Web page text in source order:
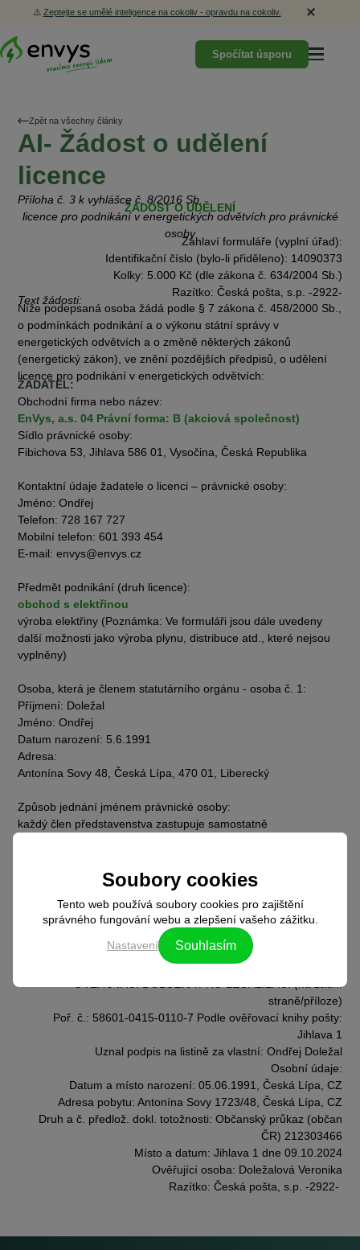
⚠️ Zeptejte se umělé inteligence na cokoliv - opravdu na cokoliv.
Spočítat úsporu
Zpět na všechny články
AI- Žádost o udělení
licence
Příloha č. 3 k vyhlášce č. 8/2016 Sb.
ŽÁDOST O UDĚLENÍ
licence pro podnikání v energetických odvětvích pro právnické
osoby
Záhlaví formuláře (vyplní úřad):
Identifikační číslo (bylo-li přiděleno): 14090373
Kolky: 5.000 Kč (dle zákona č. 634/2004 Sb.)
Razítko: Česká pošta, s.p. -2922-
Text žádosti:
Níže podepsaná osoba žádá podle § 7 zákona č. 458/2000 Sb.,
o podmínkách podnikání a o výkonu státní správy v
energetických odvětvích a o změně některých zákonů
(energetický zákon), ve znění pozdějších předpisů, o udělení
licence pro podnikání v energetických odvětvích:
ŽADATEL:
Obchodní firma nebo název:
EnVys, a.s. 04 Právní forma: B (akciová společnost)
Sídlo právnické osoby:
Fibichova 53, Jihlava 586 01, Vysočina, Česká Republika
Kontaktní údaje žadatele o licenci – právnické osoby:
Jméno: Ondřej
Telefon: 728 167 727
Mobilní telefon: 601 393 454
E-mail: envys@envys.cz
Předmět podnikání (druh licence):
obchod s elektřinou
výroba elektřiny (Poznámka: Ve formuláři jsou dále uvedeny
další možnosti jako výroba plynu, distribuce atd., které nejsou
vyplněny)
Osoba, která je členem statutárního orgánu - osoba č. 1:
Příjmení: Doležal
Jméno: Ondřej
Datum narození: 5.6.1991
Adresa:
Antonína Sovy48,Česká Lípa,470 01, Liberecký
Způsob jednání jménem právnické osoby:
každý člen představenstva zastupuje samostatně
Podpisová doložka:
Osoba oprávněná podepisovat jménem právnické osoby:
Jméno a příjmení: Doležal
Datum: 8.10.2024
Podpis a razítko žadatele:
Text razítka: Fibichova 971/53, 586 01 Jihlava, Tel: 728 167
OVĚŘOVACÍ DOLOŽKA PRO LEGALIZACI (na zadní
straně/příloze)
Poř. č.: 58601-0415-0110-7 Podle ověřovací knihy pošty:
Jihlava 1
Uznal podpis na listině za vlastní: Ondřej Doležal
Osobní údaje:
Datum a místo narození: 05.06.1991, Česká Lípa, CZ
Adresa pobytu: Antonína Sovy 1723/48, Česká Lípa, CZ
Druh a č. předlož. dokl. totožnosti: Občanský průkaz (občan
ČR) 212303466
Místo a datum: Jihlava 1 dne 09.10.2024
Ověřující osoba: Doležalová Veronika
Razítko: Česká pošta, s.p. -2922-
Soubory cookies
Tento web používá soubory cookies pro zajištění
správného fungování webu a zlepšení vašeho zážitku.
Nastavení Souhlasím